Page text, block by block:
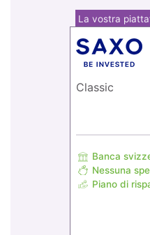
La vostra
Classic
Banca
Nessuna
Piano di